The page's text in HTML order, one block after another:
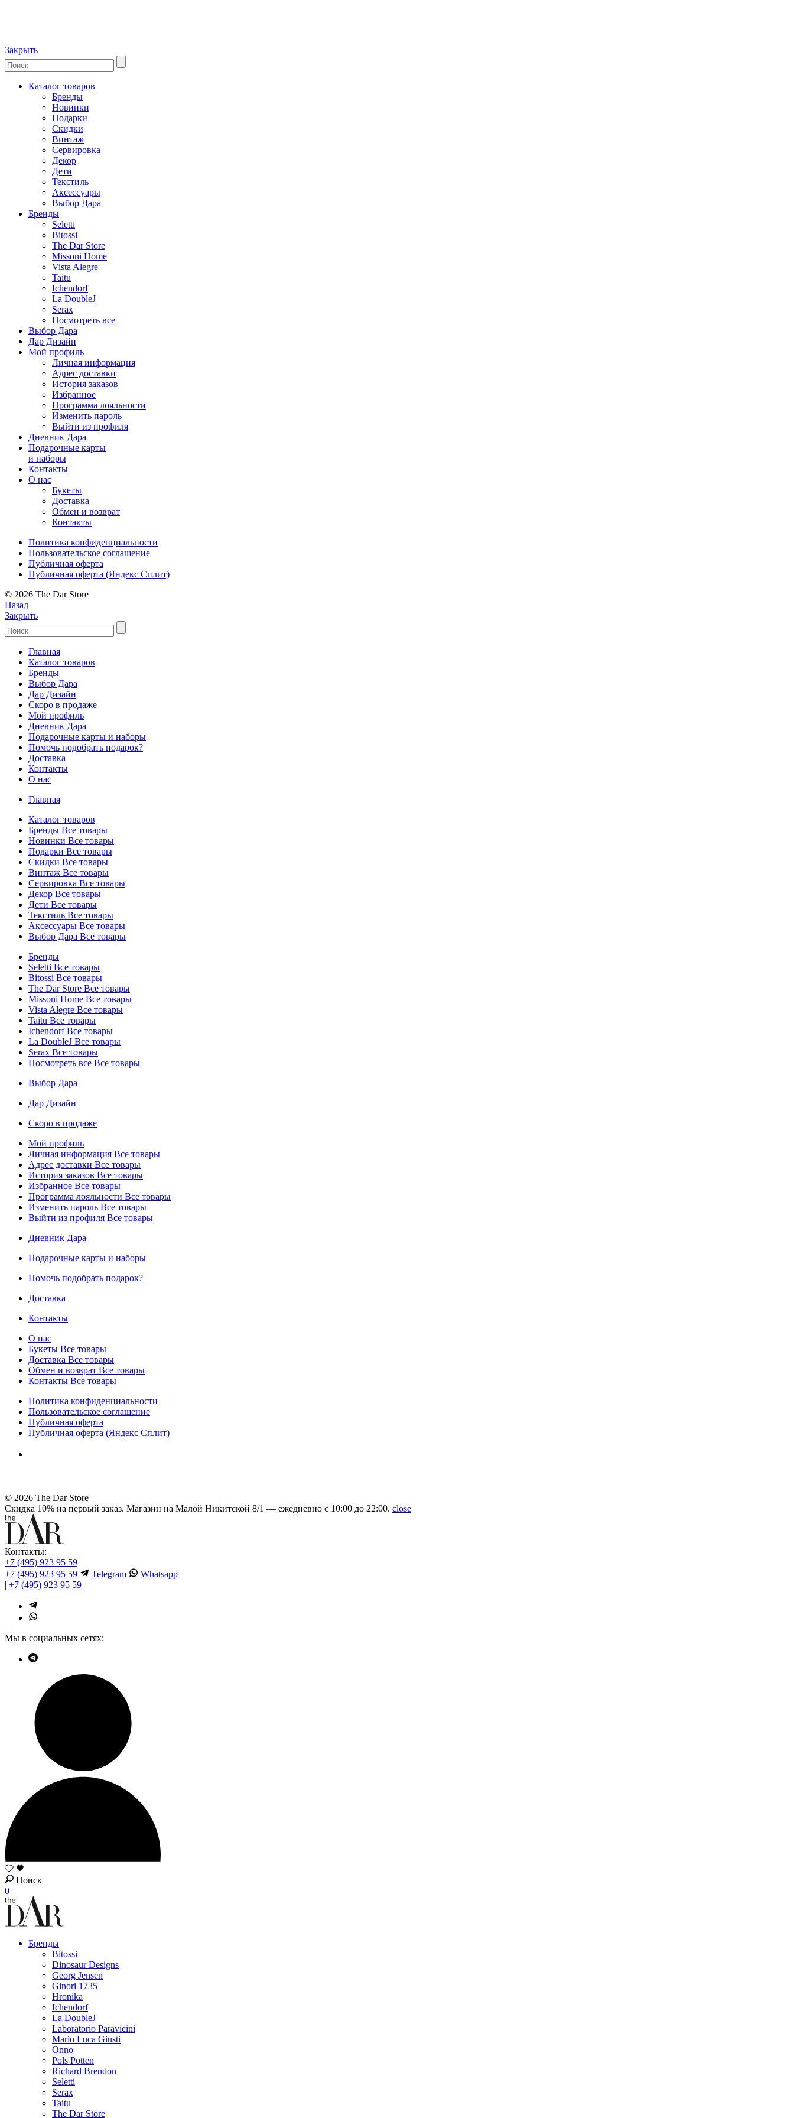
Закрыть
Каталог товаров
Бренды
Новинки
Подарки
Скидки
Винтаж
Сервировка
Декор
Дети
Текстиль
Аксессуары
Выбор Дара
Бренды
Seletti
Bitossi
The Dar Store
Missoni Home
Vista Alegre
Taitu
Ichendorf
La DoubleJ
Serax
Посмотреть все
Выбор Дара
Дар Дизайн
Мой профиль
Личная информация
Адрес доставки
История заказов
Избранное
Программа лояльности
Изменить пароль
Выйти из профиля
Дневник Дара
Подарочные карты
и наборы
Контакты
О нас
Букеты
Доставка
Обмен и возврат
Контакты
Политика конфиденциальности
Пользовательское соглашение
Публичная оферта
Публичная оферта (Яндекс Сплит)
© 2026 The Dar Store
Назад
Закрыть
Главная
Каталог товаров
Бренды
Выбор Дара
Дар Дизайн
Скоро в продаже
Мой профиль
Дневник Дара
Подарочные карты и наборы
Помочь подобрать подарок?
Доставка
Контакты
О нас
Главная
Каталог товаров
Бренды Все товары
Новинки Все товары
Подарки Все товары
Скидки Все товары
Винтаж Все товары
Сервировка Все товары
Декор Все товары
Дети Все товары
Текстиль Все товары
Аксессуары Все товары
Выбор Дара Все товары
Бренды
Seletti Все товары
Bitossi Все товары
The Dar Store Все товары
Missoni Home Все товары
Vista Alegre Все товары
Taitu Все товары
IchendorfВсе товары
La DoubleJ Все товары
Serax Все товары
Посмотреть все Все товары
Выбор Дара
Дар Дизайн
Скоро в продаже
Мой профиль
Личная информация Все товары
Адрес доставки Все товары
История заказов Все товары
Избранное Все товары
Программа лояльности Все товары
Изменить пароль Все товары
Выйти из профиля Все товары
Дневник Дара
Подарочные карты и наборы
Помочь подобрать подарок?
Доставка
Контакты
О нас
Букеты Все товары
Доставка Все товары
Обмен и возврат Все товары
Контакты Все товары
Политика конфиденциальности
Пользовательское соглашение
Публичная оферта
Публичная оферта (Яндекс Сплит)
© 2026 The Dar Store
Скидка 10% на первый заказ. Магазин на Малой Никитской 8/1 — ежедневно с 10:00 до 22:00. close
Контакты:
+7 (495) 923 95 59
+7 (495) 923 95 59
Telegram
Whatsapp
| +7 (495) 923 95 59
Мы в социальных сетях:
Поиск
0
Бренды
Bitossi
Dinosaur Designs
Georg Jensen
Ginori 1735
Hronika
Ichendorf
La DoubleJ
Laboratorio Paravicini
Mario Luca Giusti
Onno
Pols Potten
Richard Brendon
Seletti
Serax
Taitu
The Dar Store